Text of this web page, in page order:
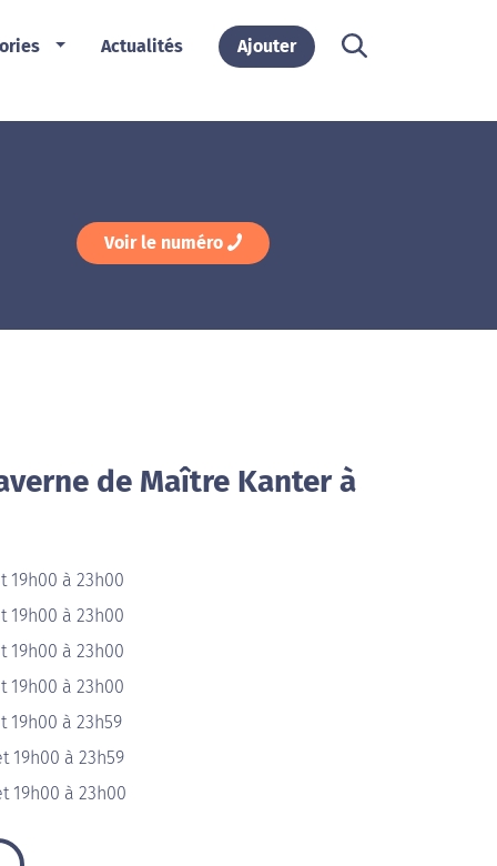
Actualités Ajouter
Voir le numéro
de Maître Kanter à
19h00 à 23h00
19h00 à 23h00
19h00 à 23h00
19h00 à 23h00
19h00 à 23h59
19h00 à 23h59
19h00 à 23h00